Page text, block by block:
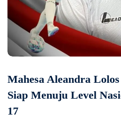
Mahesa Aleandra
Siap Menuju Level
17